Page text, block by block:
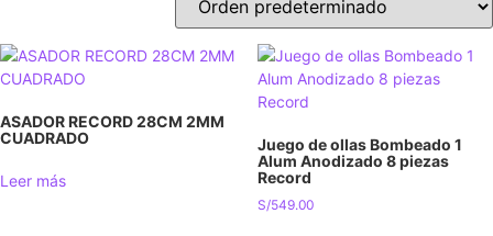
ASADOR RECORD 28CM 2MM
CUADRADO
Leer más
Juego de ollas Bombeado 1
Alum Anodizado 8 piezas
Record
S/549.00